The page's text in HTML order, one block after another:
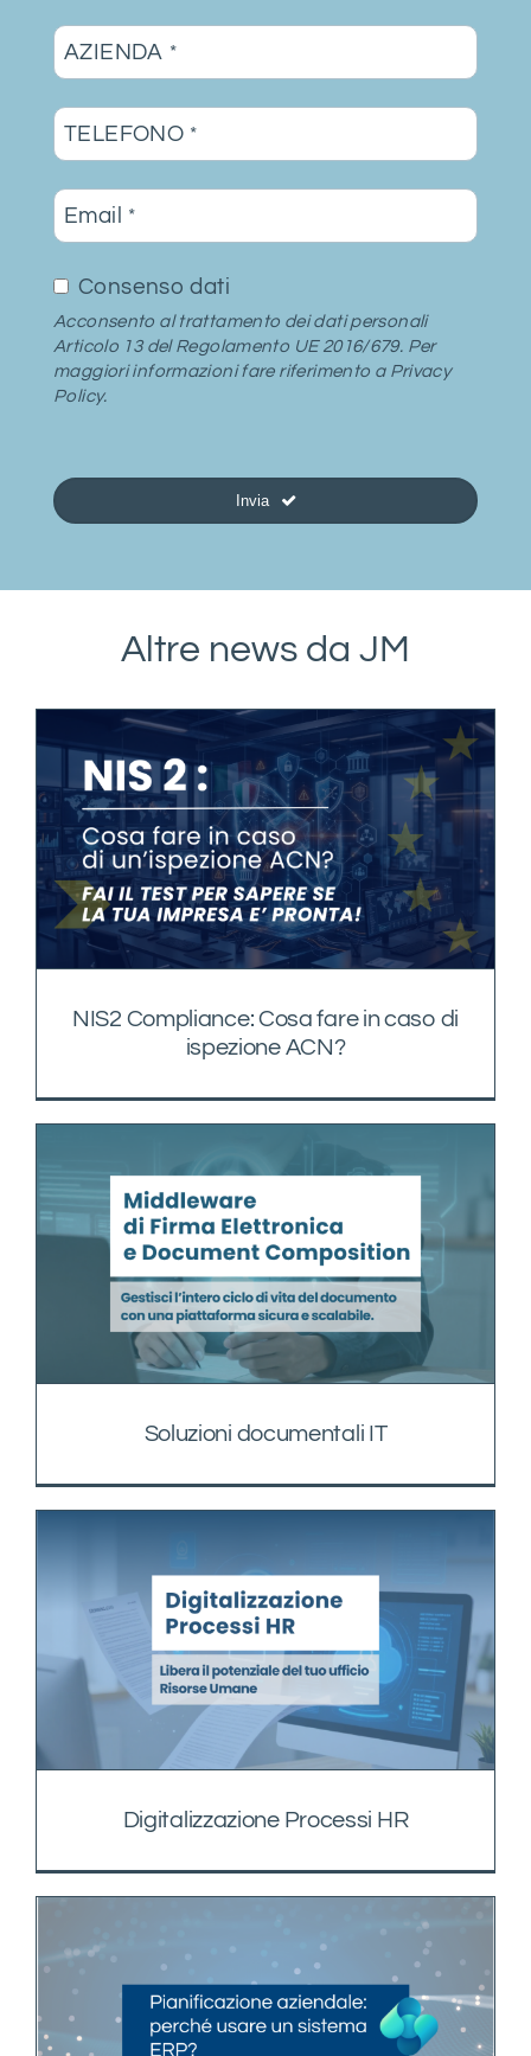
AZIENDA *
TELEFONO *
Email *
Consenso dati
Acconsento al trattamento dei dati personali
Articolo 13 del Regolamento UE 2016/679. Per
maggiori informazioni fare riferimento a Privacy
Policy.
Invia
field
blank
Altre news da JM
NIS2 Compliance: Cosa fare in caso di
ispezione ACN?
Soluzioni documentali IT
Digitalizzazione Processi HR